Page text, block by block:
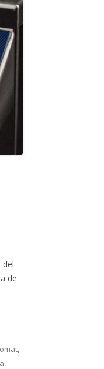
del
de
,
,